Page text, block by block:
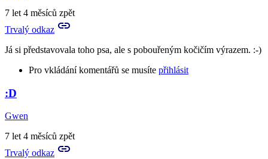
7 let 4 měsíců zpět
Trvalý odkaz
Já si představovala toho psa, ale s pobouřeným kočičím výrazem. :-)
Pro vkládání komentářů se musíte přihlásit
In
reply
to
Skvělá
představa
:-
:D
Gwen
7 let 4 měsíců zpět
Trvalý odkaz